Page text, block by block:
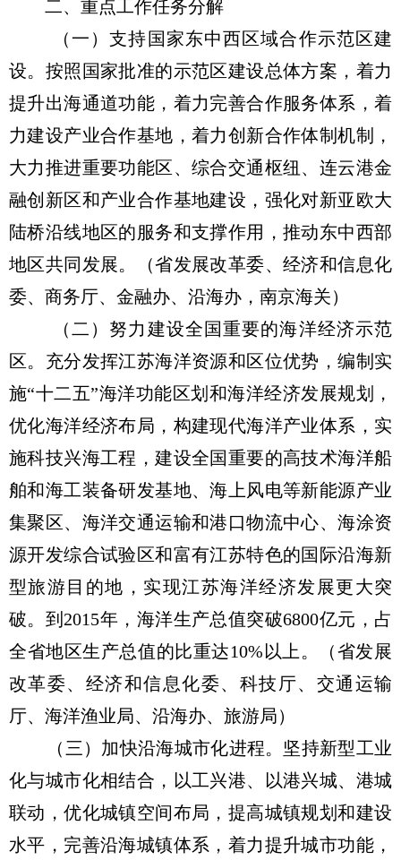
二、重点工作任务分解
（一）支持国家东中西区域合作示范区建
设。按照国家批准的示范区建设总体方案，着力
提升出海通道功能，着力完善合作服务体系，着
力建设产业合作基地，着力创新合作体制机制，
大力推进重要功能区、综合交通枢纽、连云港金
融创新区和产业合作基地建设，强化对新亚欧大
陆桥沿线地区的服务和支撑作用，推动东中西部
地区共同发展。（省发展改革委、经济和信息化
委、商务厅、金融办、沿海办，南京海关）
（二）努力建设全国重要的海洋经济示范
区。充分发挥江苏海洋资源和区位优势，编制实
施“十二五”海洋功能区划和海洋经济发展规划，
优化海洋经济布局，构建现代海洋产业体系，实
施科技兴海工程，建设全国重要的高技术海洋船
舶和海工装备研发基地、海上风电等新能源产业
集聚区、海洋交通运输和港口物流中心、海涂资
源开发综合试验区和富有江苏特色的国际沿海新
型旅游目的地，实现江苏海洋经济发展更大突
破。到2015年，海洋生产总值突破6800亿元，占
全省地区生产总值的比重达10%以上。（省发展
改革委、经济和信息化委、科技厅、交通运输
厅、海洋渔业局、沿海办、旅游局）
（三）加快沿海城市化进程。坚持新型工业
化与城市化相结合，以工兴港、以港兴城、港城
联动，优化城镇空间布局，提高城镇规划和建设
水平，完善沿海城镇体系，着力提升城市功能，